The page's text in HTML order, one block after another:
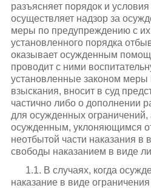
разъясняет порядок и
осуществляет надзор за
меры по предупреждению с
установленного порядка
оказывает осужденным
проводит с ними
установленные законом
взыскания, вносит в суд
частично либо о дополнении
для осужденных ограничений,
осужденным, уклоняющимся
неотбытой части наказания в
свободы наказанием в виде
1.1. В случаях, когда
наказание в виде